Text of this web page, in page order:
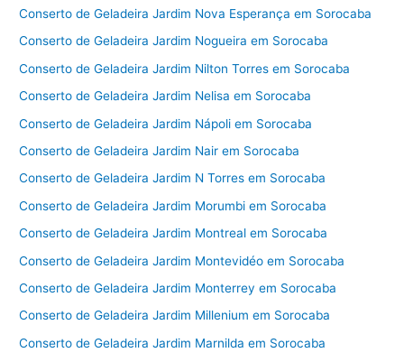
Conserto de Geladeira Jardim Nova Esperança em Sorocaba
Conserto de Geladeira Jardim Nogueira em Sorocaba
Conserto de Geladeira Jardim Nilton Torres em Sorocaba
Conserto de Geladeira Jardim Nelisa em Sorocaba
Conserto de Geladeira Jardim Nápoli em Sorocaba
Conserto de Geladeira Jardim Nair em Sorocaba
Conserto de Geladeira Jardim N Torres em Sorocaba
Conserto de Geladeira Jardim Morumbi em Sorocaba
Conserto de Geladeira Jardim Montreal em Sorocaba
Conserto de Geladeira Jardim Montevidéo em Sorocaba
Conserto de Geladeira Jardim Monterrey em Sorocaba
Conserto de Geladeira Jardim Millenium em Sorocaba
Conserto de Geladeira Jardim Marnilda em Sorocaba